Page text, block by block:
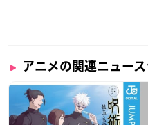
アニメの関連ニュー